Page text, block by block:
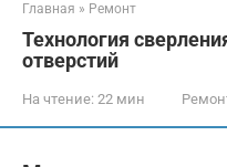
Главная » Ремонт
Технология
отверстий
На чтение: 22 мин